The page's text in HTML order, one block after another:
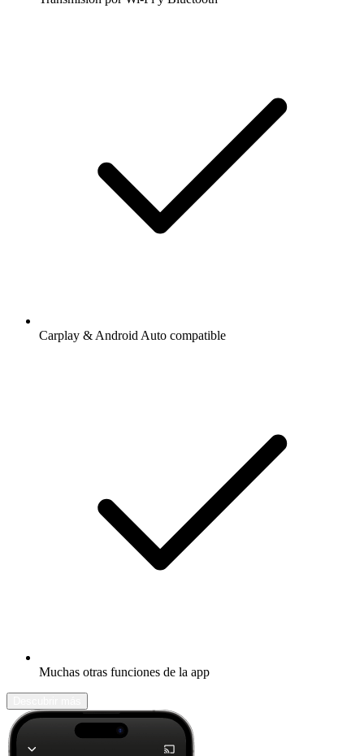
Carplay & Android Auto compatible
Muchas otras funciones de la app